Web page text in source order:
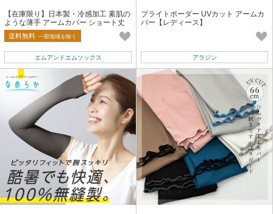
【在庫限り】日本製・冷感加工 素肌の
ような薄手 アームカバー ショート丈
送料無料 一部地域を除く
エムアンドエムソックス
ブライトボーダー UVカット アームカ
バー【レディース】
アラジン